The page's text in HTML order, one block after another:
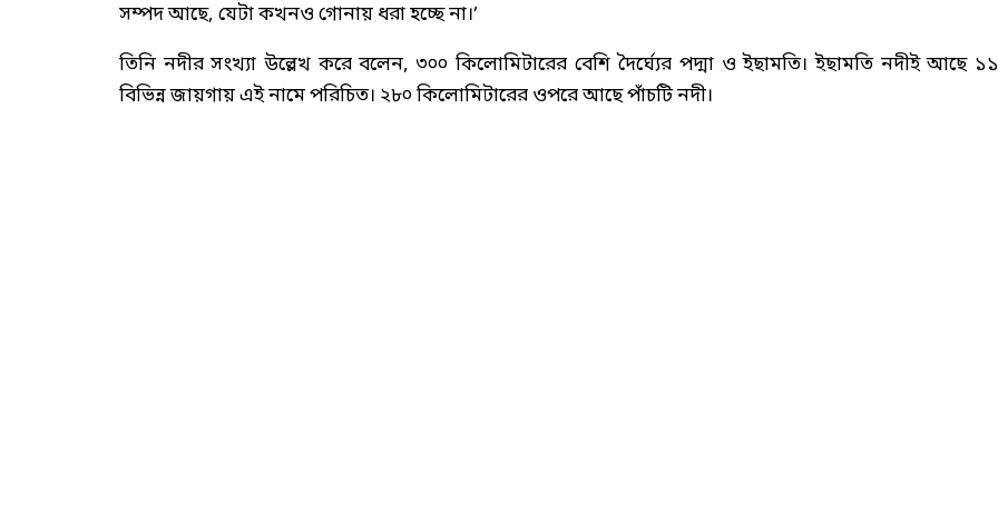
সম্পদ আছে, যেটা কখনও গোনায় ধরা হচ্ছে না।’
তিনি নদীর সংখ্যা উল্লেখ করে বলেন, ৩০০ কিলোমিটারের বেশি দৈর্ঘ্যের পদ্মা ও ইছামতি। ইছামতি নদীই আছে
বিভিন্ন জায়গায় এই নামে পরিচিত। ২৮০ কিলোমিটারের ওপরে আছে পাঁচটি নদী।